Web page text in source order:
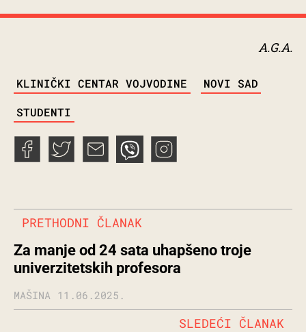
A.G.A.
KLINIČKI CENTAR VOJVODINE NOVI SAD
STUDENTI
PRETHODNI ČLANAK
Za manje od 24 sata uhapšeno troje
univerzitetskih profesora
MAŠINA 11.06.2025.
SLEDEĆI ČLANAK